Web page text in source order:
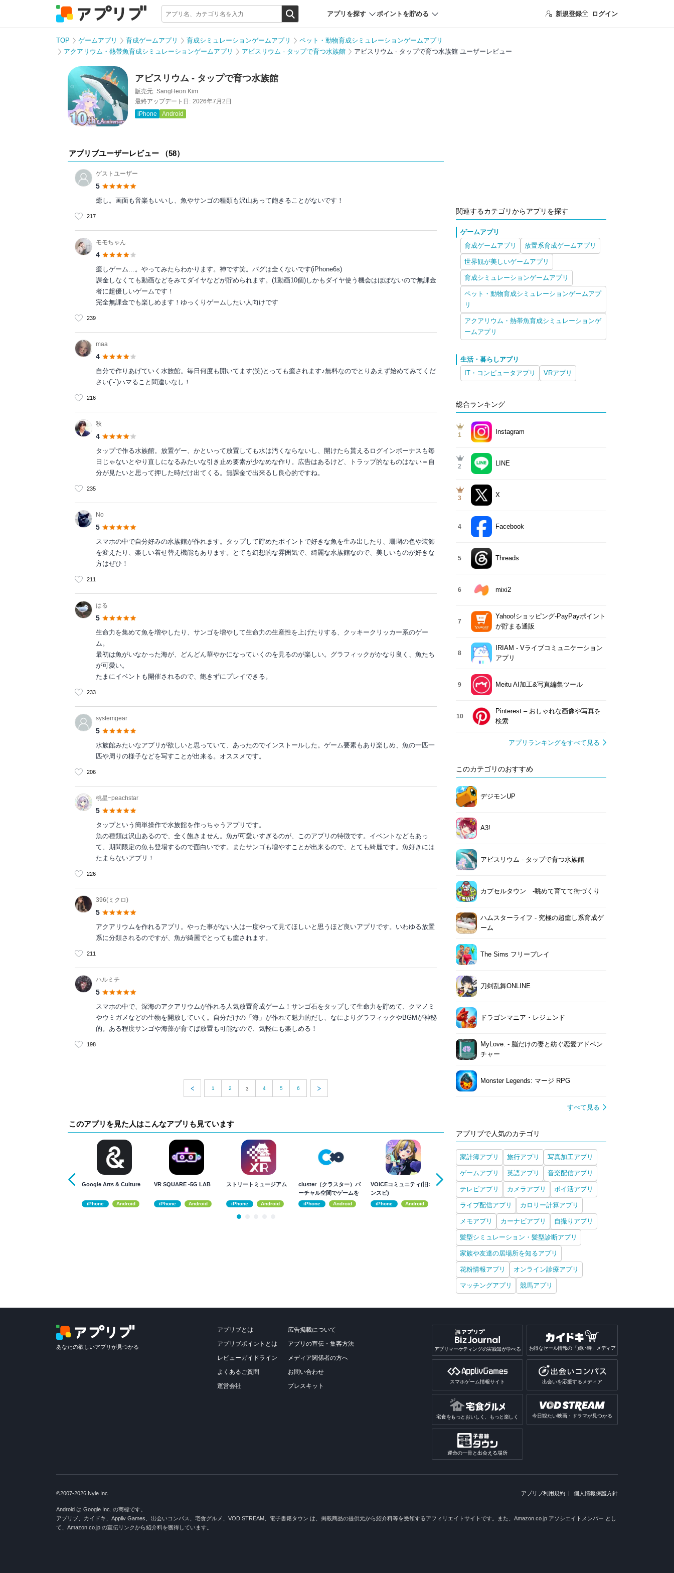
アプリを探す ポイントを貯める 新規登録 ログイン
TOP ゲームアプリ 育成ゲームアプリ 育成シミュレーションゲームアプリ
ペット・動物育成シミュレーションゲームアプリ
アクアリウム・熱帯魚育成シミュレーションゲームアプリ
アビスリウム - タップで育つ水族館 アビスリウム - タップで育つ水族館 ユーザーレビュー
アビスリウム - タップで育つ水族館
販売元: SangHeon Kim
最終アップデート日: 2026年7月2日
iPhone
Android
アプリブユーザーレビュー （58）
ゲストユーザー
5
癒し。画面も音楽もいいし、魚やサンゴの種類も沢山あって飽きることがないです！
217
モモちゃん
4
癒しゲーム…。やってみたらわかります。神です笑。バグは全くないです(iPhone6s)
課金しなくても動画などをみてダイヤなどが貯められます。(1動画10個)しかもダイヤ使う機会はほぼないので無課金
者に超優しいゲームです！
完全無課金でも楽しめます！ゆっくりゲームしたい人向けです
239
maa
4
自分で作りあげていく水族館。毎日何度も開いてます(笑)とっても癒されます♪無料なのでとりあえず始めてみてくだ
さい(´-`)ハマること間違いなし！
216
秋
4
タップで作る水族館。放置ゲー、かといって放置しても水は汚くならないし、開けたら貰えるログインボーナスも毎
日じゃないとやり直しになるみたいな引き止め要素が少なめな作り。広告はあるけど、トラップ的なものはない＝自
分が見たいと思って押した時だけ出てくる。無課金で出来るし良心的ですね。
235
No
5
スマホの中で自分好みの水族館が作れます。タップして貯めたポイントで好きな魚を生み出したり、珊瑚の色や装飾
を変えたり、楽しい着せ替え機能もあります。とても幻想的な雰囲気で、綺麗な水族館なので、美しいものが好きな
方はぜひ！
211
はる
5
生命力を集めて魚を増やしたり、サンゴを増やして生命力の生産性を上げたりする、クッキークリッカー系のゲー
ム。
最初は魚がいなかった海が、どんどん華やかになっていくのを見るのが楽しい。グラフィックがかなり良く、魚たち
が可愛い。
たまにイベントも開催されるので、飽きずにプレイできる。
233
systemgear
5
水族館みたいなアプリが欲しいと思っていて、あったのでインストールした。ゲーム要素もあり楽しめ、魚の一匹一
匹や周りの様子などを写すことが出来る。オススメです。
206
桃星~peachstar
5
タップという簡単操作で水族館を作っちゃうアプリです。
魚の種類は沢山あるので、全く飽きません。魚が可愛いすぎるのが、このアプリの特徴です。イベントなどもあっ
て、期間限定の魚も登場するので面白いです。またサンゴも増やすことが出来るので、とても綺麗です。魚好きには
たまらないアプリ！
226
396(ミクロ)
5
アクアリウムを作れるアプリ。やった事がない人は一度やって見てほしいと思うほど良いアプリです。いわゆる放置
系に分類されるのですが、魚が綺麗でとっても癒されます。
211
ハルミチ
5
スマホの中で、深海のアクアリウムが作れる人気放置育成ゲーム！サンゴ石をタップして生命力を貯めて、クマノミ
やウミガメなどの生物を開放していく。自分だけの「海」が作れて魅力的だし、なによりグラフィックやBGMが神秘
的。ある程度サンゴや海藻が育てば放置も可能なので、気軽にも楽しめる！
198
1 2 3 4 5 6
このアプリを見た人はこんなアプリも見ています
Google Arts & Culture
iPhone Android
VR SQUARE -5G LAB
iPhone Android
ストリートミュージアム
iPhone Android
cluster（クラスター）バ
ーチャル空間でゲームを
しよう！
iPhone Android
VOICEコミュニティ(旧:イ
ンスピ)
iPhone Android
Meta Horizon
iPhone Android iPhone Android
カプセルタウン -眺めて
育てて街づくり
関連するカテゴリからアプリを探す
ゲームアプリ
育成ゲームアプリ
放置系育成ゲームアプリ
世界観が美しいゲームアプリ
育成シミュレーションゲームアプリ
ペット・動物育成シミュレーションゲームアプ
リ
アクアリウム・熱帯魚育成シミュレーションゲ
ームアプリ
生活・暮らしアプリ
IT・コンピュータアプリ
VRアプリ
総合ランキング
1 Instagram
2 LINE
3 X
4 Facebook
5 Threads
6 mixi2
7
Yahoo!ショッピング-PayPayポイント
が貯まる通販
8
IRIAM - Vライブコミュニケーション
アプリ
9 Meitu AI加工&写真編集ツール
10
Pinterest – おしゃれな画像や写真を
検索
アプリランキングをすべて見る
このカテゴリのおすすめ
デジモンUP
A3!
アビスリウム - タップで育つ水族館
カプセルタウン -眺めて育てて街づくり
ハムスターライフ - 究極の超癒し系育成ゲ
ーム
The Sims フリープレイ
刀剣乱舞ONLINE
ドラゴンマニア・レジェンド
MyLove. - 脳だけの妻と紡ぐ恋愛アドベン
チャー
Monster Legends: マージ RPG
すべて見る
アプリブで人気のカテゴリ
家計簿アプリ 旅行アプリ 写真加工アプリ
ゲームアプリ 英語アプリ 音楽配信アプリ
テレビアプリ カメラアプリ ポイ活アプリ
ライブ配信アプリ カロリー計算アプリ
メモアプリ カーナビアプリ 自撮りアプリ
髪型シミュレーション・髪型診断アプリ
家族や友達の居場所を知るアプリ
花粉情報アプリ オンライン診療アプリ
マッチングアプリ 競馬アプリ
あなたの欲しいアプリが見つかる
アプリブとは
アプリブポイントとは
レビューガイドライン
よくあるご質問
運営会社
広告掲載について
アプリの宣伝・集客方法
メディア関係者の方へ
お問い合わせ
プレスキット
アプリマーケティングの実践知が学べる お得なセール情報の「買い時」メディア
スマホゲーム情報サイト 出会いを応援するメディア
宅食をもっとおいしく、もっと楽しく 今日観たい映画・ドラマが見つかる
運命の一冊と出会える場所
©2007-2026 Nyle Inc. アプリブ利用規約 個人情報保護方針
Android は Google Inc. の商標です。
アプリブ、カイドキ、Appliv Games、出会いコンパス、宅食グルメ、VOD STREAM、電子書籍タウン は、掲載商品の提供元から紹介料等を受領するアフィリエイトサイトです。また、Amazon.co.jp アソシエイトメンバー とし
て、Amazon.co.jp の宣伝リンクから紹介料を獲得しています。